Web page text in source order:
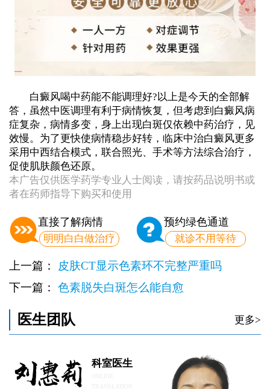
白癜风喝中药能不能调理好?以上是今天的全部解
答，虽然中医调理有利于病情恢复，但考虑到白癜风病
症复杂，病情多变，身上出现白斑仅依赖中药治疗，见
效慢。为了更快使病情稳步好转，临床中治白癜风更多
采用中西结合模式，联合照光、手术等方法综合治疗，
促使肌肤颜色还原。
本广告仅供医学药学专业人士阅读，请按药品说明书或
者在药师指导下购买和使用
直接了解病情
明明白白做治疗
预约绿色通道
就诊不用等待
上一篇： 皮肤CT显示色素环不完整严重吗
下一篇： 色素脱失白斑怎么能自愈
医生团队 更多>
科室医生